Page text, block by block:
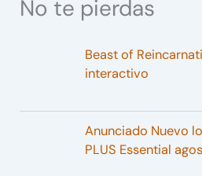
No te pierdas
Beast of
interactivo
Anunciado Nuevo
PLUS Essential